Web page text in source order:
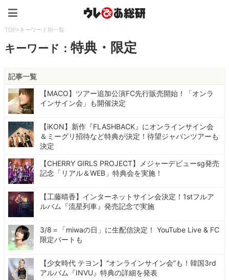
TOP>キーワード別一覧
キーワード：特典・限定
記事一覧
【MACO】ツアー追加公演FC先行販売開始！「オンラ
インサイン会」も開催決定
【iKON】新作『FLASHBACK』にオンラインサイン会
＆ミーグリ招待など特典が決定！待望ジャパンツアーも
決定
【CHERRY GIRLS PROJECT】メジャーデビューsg発売
記念「リアル＆WEB」特典会を実施！
【工藤晴香】インターネットサイン会決定！1stフルア
ルバム『流星列車』発売記念で実施
3/8＝「miwaの日」に生配信決定！ YouTube Live & FC
限定パートも
【少女時代 テヨン】“オンラインサイン会”も！韓国3rd
アルバム『INVU』特典の詳細を発表